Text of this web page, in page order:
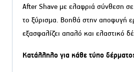
After Shave με ελαφριά σύνθεση
το ξύρισμα. Βοηθά στην αποφυγή
εξασφαλίζει απαλό και ελαστικό
Κατάλληλο για κάθε τύπο